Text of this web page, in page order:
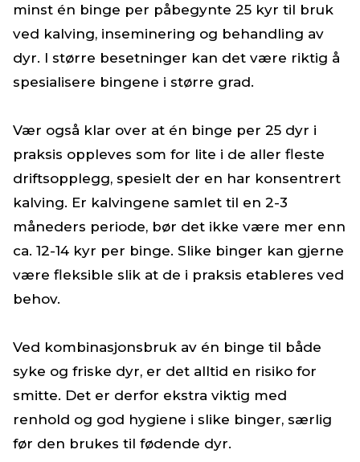
minst én binge per påbegynte 25 kyr til bruk
ved kalving, inseminering og behandling av
dyr. I større besetninger kan det være riktig å
spesialisere bingene i større grad.
Vær også klar over at én binge per 25 dyr i
praksis oppleves som for lite i de aller fleste
driftsopplegg, spesielt der en har konsentrert
kalving. Er kalvingene samlet til en 2-3
måneders periode, bør det ikke være mer enn
ca. 12-14 kyr per binge. Slike binger kan gjerne
være fleksible slik at de i praksis etableres ved
behov.
Ved kombinasjonsbruk av én binge til både
syke og friske dyr, er det alltid en risiko for
smitte. Det er derfor ekstra viktig med
renhold og god hygiene i slike binger, særlig
før den brukes til fødende dyr.